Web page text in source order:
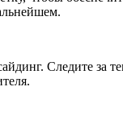
Следите за